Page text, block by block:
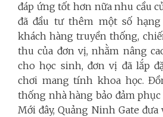
đáp ứng tốt hơn nữa nhu cầu
đã đầu tư thêm một số
khách hàng truyền thống,
thu của đơn vị, nhằm nâng
cho học sinh, đơn vị đã lắp
chơi mang tính khoa học.
thống nhà hàng bảo đảm phục
Mới đây, Quảng Ninh Gate